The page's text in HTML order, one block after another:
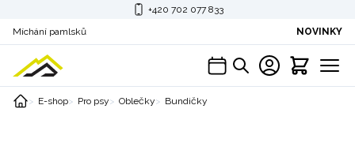
+420 702 077 833
Míchání pamlsků
NOVINKY
E-shop Pro psy Oblečky Bundičky